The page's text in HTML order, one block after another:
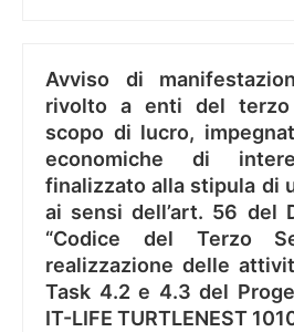
Avviso di
rivolto a enti del terzo
scopo di lucro,
economiche di
finalizzato alla stipula di
ai sensi dell’art. 56 del
“Codice del Terzo
realizzazione delle
Task 4.2 e 4.3 del
IT-LIFE TURTLENEST